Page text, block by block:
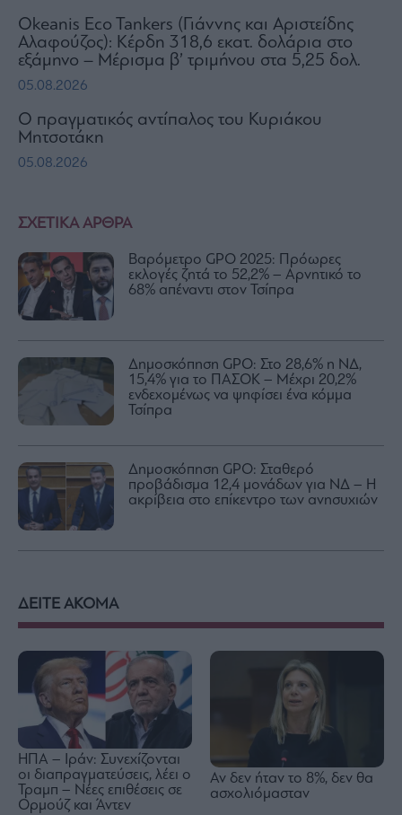
ΣΧΕΤΙΚΑ ΑΡΘΡΑ
Βαρόμετρο GPO 2025: Πρόωρες
εκλογές ζητά το 52,2% – Αρνητικό το
68% απέναντι στον Τσίπρα
Δημοσκόπηση GPO: Στο 28,6% η ΝΔ,
15,4% για το ΠΑΣΟΚ – Μέχρι 20,2%
ενδεχομένως να ψηφίσει ένα κόμμα
Τσίπρα
Δημοσκόπηση GPO: Σταθερό
προβάδισμα 12,4 μονάδων για ΝΔ – Η
ακρίβεια στο επίκεντρο των ανησυχιών
Okeanis Eco Tankers (Γιάννης και Αριστείδης
Αλαφούζος): Κέρδη 318,6 εκατ. δολάρια στο
εξάμηνο – Μέρισμα β’ τριμήνου στα 5,25 δολ.
05.08.2026
Ο πραγματικός αντίπαλος του Κυριάκου
Μητσοτάκη
05.08.2026
ΔΕΙΤΕ ΑΚΟΜΑ
ΗΠΑ – Ιράν: Συνεχίζονται
οι διαπραγματεύσεις, λέει ο
Τραμπ – Νέες επιθέσεις σε
Ορμούζ και Άντεν
Αν δεν ήταν το 8%, δεν θα
ασχολιόμασταν